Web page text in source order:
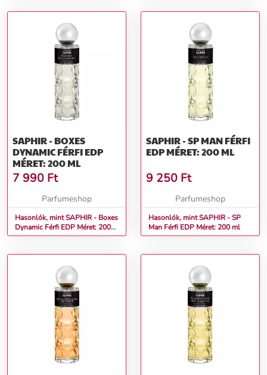
SAPHIR - BOXES
DYNAMIC FÉRFI EDP
MÉRET: 200 ML
7 990 Ft
Parfumeshop
Hasonlók, mint SAPHIR - Boxes
Dynamic Férfi EDP Méret: 200
ml
SAPHIR - SP MAN FÉRFI
EDP MÉRET: 200 ML
9 250 Ft
Parfumeshop
Hasonlók, mint SAPHIR - SP
Man Férfi EDP Méret: 200 ml